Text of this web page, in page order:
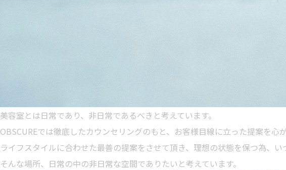
美容室とは日常であり、非日常であるべきと考えています。
OBSCUREでは徹底したカウンセリングのもと、お客様目線に立った提案を心
ライフスタイルに合わせた最善の提案をさせて頂き、理想の状態を保つ為、
そんな場所、日常の中の非日常な空間でありたいと考えています。